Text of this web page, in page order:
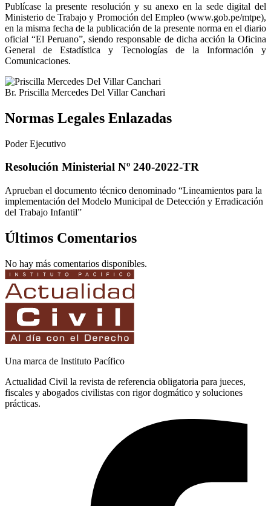
Publícase la presente resolución y su anexo en la sede digital del
Ministerio de Trabajo y Promoción del Empleo (www.gob.pe/mtpe),
en la misma fecha de la publicación de la presente norma en el diario
oficial “El Peruano”, siendo responsable de dicha acción la Oficina
General de Estadística y Tecnologías de la Información y
Comunicaciones.
Br. Priscilla Mercedes Del Villar Canchari
Normas Legales Enlazadas
Poder Ejecutivo
Resolución Ministerial Nº 240-2022-TR
Aprueban el documento técnico denominado “Lineamientos para la
implementación del Modelo Municipal de Detección y Erradicación
del Trabajo Infantil”
Últimos Comentarios
No hay más comentarios disponibles.
Una marca de Instituto Pacífico
Actualidad Civil la revista de referencia obligatoria para jueces,
fiscales y abogados civilistas con rigor dogmático y soluciones
prácticas.